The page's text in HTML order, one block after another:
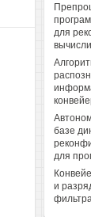
для
базе
для
и